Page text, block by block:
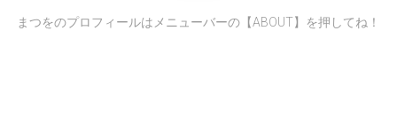
まつをのプロフィールはメニューバーの【ABOUT】を押してね！